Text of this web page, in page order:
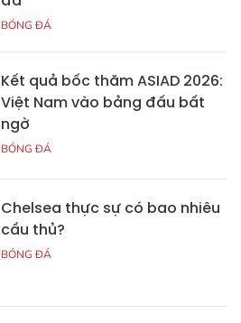
BÓNG ĐÁ
Kết quả bốc thăm ASIAD 2026:
Việt Nam vào bảng đấu bất
ngờ
BÓNG ĐÁ
Chelsea thực sự có bao nhiêu
cầu thủ?
BÓNG ĐÁ